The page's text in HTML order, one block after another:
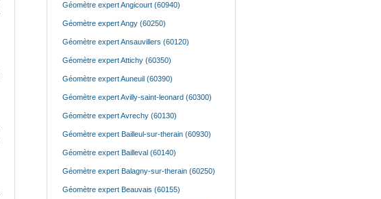
Géomètre expert Angicourt (60940)
Géomètre expert Angy (60250)
Géomètre expert Ansauvillers (60120)
Géomètre expert Attichy (60350)
Géomètre expert Auneuil (60390)
Géomètre expert Avilly-saint-leonard (60300)
Géomètre expert Avrechy (60130)
Géomètre expert Bailleul-sur-therain (60930)
Géomètre expert Bailleval (60140)
Géomètre expert Balagny-sur-therain (60250)
Géomètre expert Beauvais (60155)